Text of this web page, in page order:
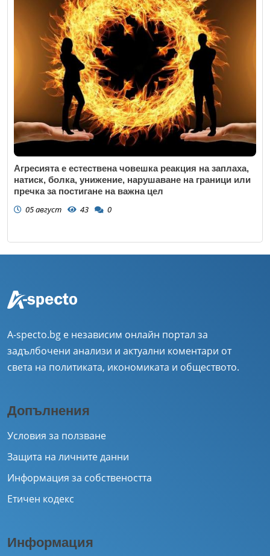
Агресията е естествена човешка реакция на заплаха,
натиск, болка, унижение, нарушаване на граници или
пречка за постигане на важна цел
05 август 43 0
A-specto.bg е независим онлайн портал за
задълбочени анализи и актуални коментари от
света на политиката, икономиката и обществото.
Допълнения
Условия за ползване
Защита на личните данни
Информация за собствеността
Етичен кодекс
Информация